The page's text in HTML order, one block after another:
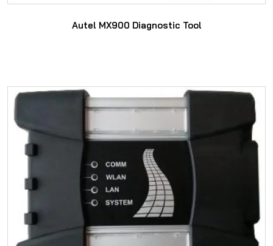
SAYFAYA GIT
Autel MX900 Diagnostic Tool